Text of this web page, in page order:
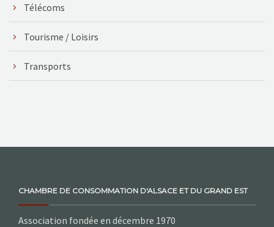
Télécoms
Tourisme / Loisirs
Transports
CHAMBRE DE CONSOMMATION D'ALSACE ET DU GRAND EST
Association fondée en décembre 1970